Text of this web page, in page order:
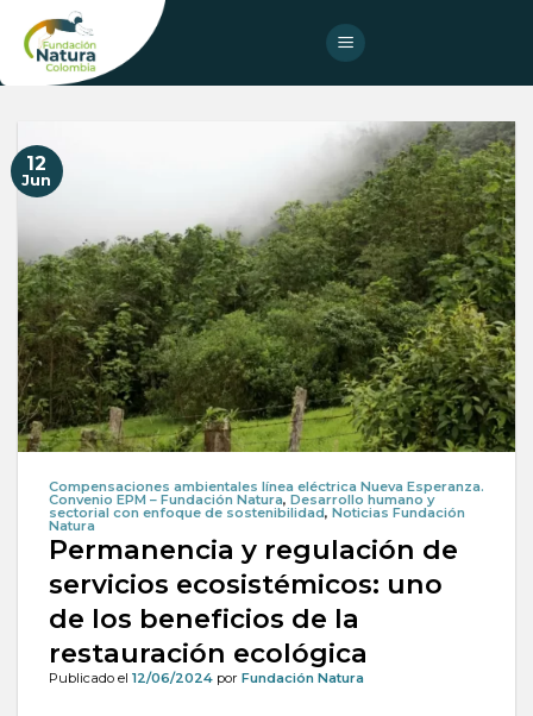
content
12
Jun
Compensaciones ambientales línea eléctrica Nueva Esperanza.
Convenio EPM – Fundación Natura, Desarrollo humano y
sectorial con enfoque de sostenibilidad, Noticias Fundación
Natura
Permanencia y regulación de
servicios ecosistémicos: uno
de los beneficios de la
restauración ecológica
Publicado el 12/06/2024por Fundación Natura